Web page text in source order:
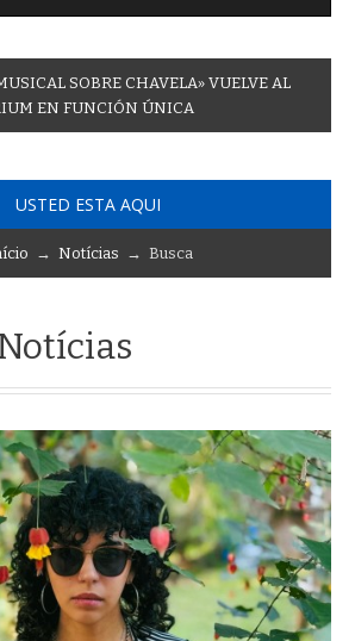
USICAL SOBRE CHAVELA» VUELVE AL
IUM EN FUNCIÓN ÚNICA
USTED ESTA AQUI
→ Notícias → Busca